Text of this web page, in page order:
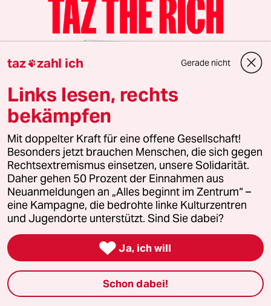
10 Ausgaben für 10 Euro
Die Wochenzeitung mit taz-Blick
Wir schauen den Superreichen auf die Finger.
Unsere wochentaz bietet jeden Samstag
Journalismus, der es nicht allen recht macht und
Stimmen, die woanders nicht gehört werden.
Jeden Samstag als gedruckte Zeitung frei Haus
Zusätzlich digitale Ausgabe inkl. Vorlesefunktion
taz zahl ich Gerade nicht
Links lesen, rechts
bekämpfen
Mit doppelter Kraft für eine offene Gesellschaft!
Besonders jetzt brauchen Menschen, die sich gegen
Rechtsextremismus einsetzen, unsere Solidarität.
Daher gehen 50 Prozent der Einnahmen aus
Neuanmeldungen an „Alles beginnt im Zentrum“ –
eine Kampagne, die bedrohte linke Kulturzentren
und Jugendorte unterstützt. Sind Sie dabei?
 Ja, ich will
Schon dabei!